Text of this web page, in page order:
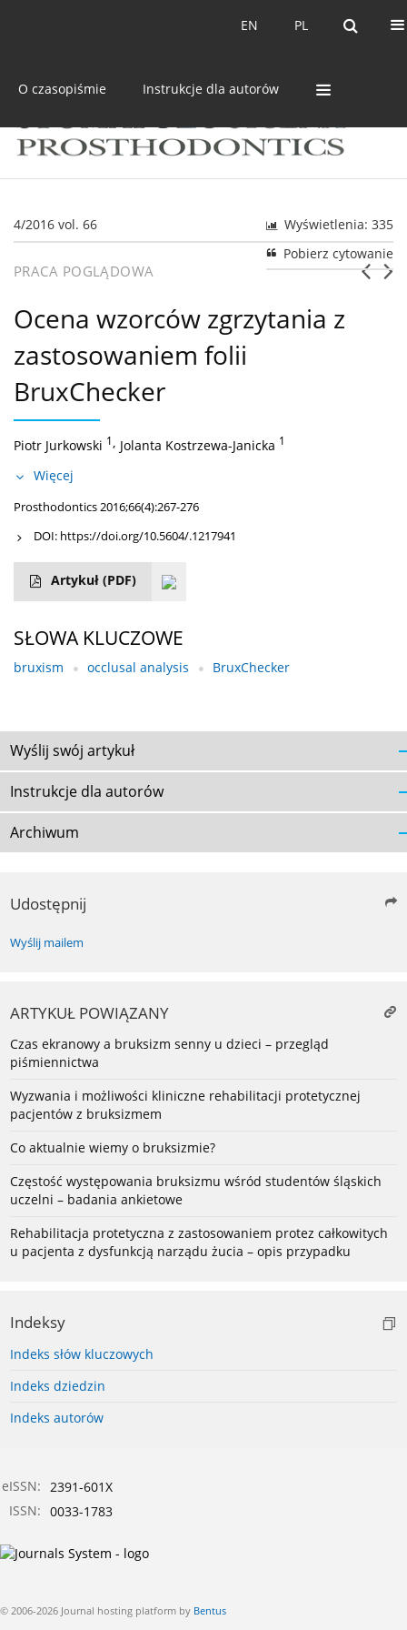
PL
EN PL
EN
O czasopiśmie Instrukcje dla autorów
4/2016 vol. 66
Wyświetlenia: 335
Pobierz cytowanie
PRACA POGLĄDOWA
Ocena wzorców zgrzytania z
zastosowaniem folii
BruxChecker
Piotr Jurkowski 1, Jolanta Kostrzewa-Janicka 1
Więcej
Prosthodontics 2016;66(4):267-276
DOI: https://doi.org/10.5604/.1217941
Artykuł (PDF)
SŁOWA KLUCZOWE
bruxism occlusal analysis BruxChecker
Wyślij swój artykuł
Instrukcje dla autorów
Archiwum
Udostępnij
Wyślij mailem
ARTYKUŁ POWIĄZANY
Czas ekranowy a bruksizm senny u dzieci – przegląd
piśmiennictwa
Wyzwania i możliwości kliniczne rehabilitacji protetycznej
pacjentów z bruksizmem
Co aktualnie wiemy o bruksizmie?
Częstość występowania bruksizmu wśród studentów śląskich
uczelni – badania ankietowe
Rehabilitacja protetyczna z zastosowaniem protez całkowitych
u pacjenta z dysfunkcją narządu żucia – opis przypadku
Indeksy
Indeks słów kluczowych
Indeks dziedzin
Indeks autorów
eISSN: 2391-601X
ISSN: 0033-1783
© 2006-2026 Journal hosting platform by Bentus